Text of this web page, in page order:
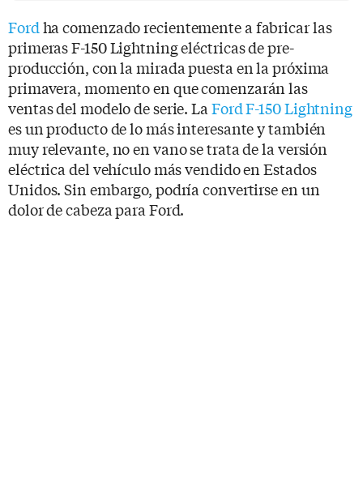
Fordha comenzado recientemente a fabricar las
primeras F-150 Lightning eléctricas de pre-
producción, con la mirada puesta en la próxima
primavera, momento en que comenzarán las
ventas del modelo de serie. La Ford F-150 Lightning
es un producto de lo más interesante y también
muy relevante, no en vano se trata de la versión
eléctrica del vehículo más vendido en Estados
Unidos. Sin embargo, podría convertirse en un
dolor de cabeza para Ford.